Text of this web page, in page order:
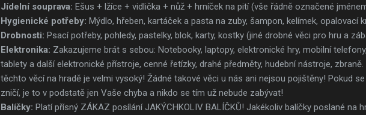
Jídelní souprava: Ešus + lžíce + vidlička + nůž + hrníček na pití (vše řádně označené
Hygienické potřeby: Mýdlo, hřeben, kartáček a pasta na zuby, šampon, kelímek, opalovací
Drobnosti: Psací potřeby, pohledy, pastelky, blok, karty, kostky (jiné drobné věci pro hru a
Elektronika: Zakazujeme brát s sebou: Notebooky, laptopy, elektronické hry, mobilní
tablety a další elektronické přístroje, cenné řetízky, drahé předměty, hudební nástroje,
těchto věcí na hradě je velmi vysoký! Žádné takové věci u nás ani nejsou pojištěny! Pokud
zničí, je to v podstatě jen Vaše chyba a nikdo se tím už nebude zabývat!
Balíčky: Platí přísný ZÁKAZ posílání JAKÝCHKOLIV BALÍČKŮ! Jakékoliv balíčky poslané na